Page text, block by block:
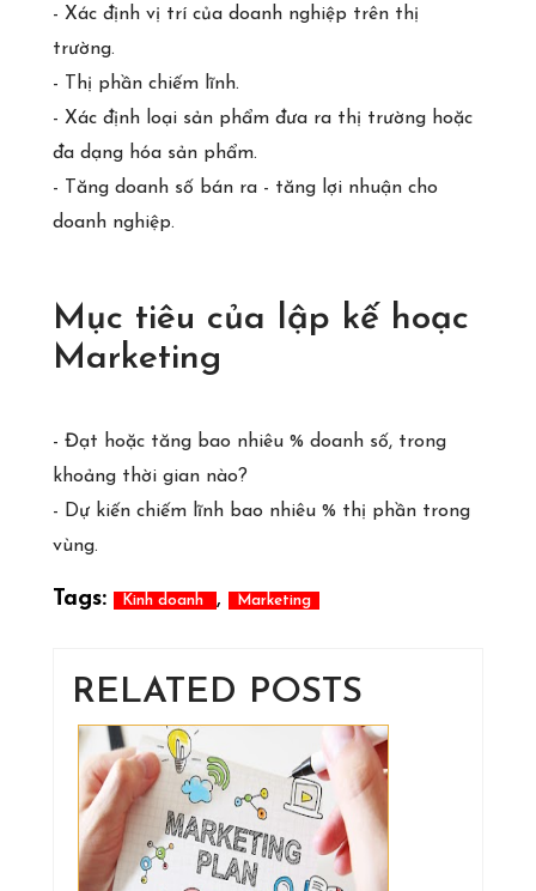
- Xác định vị trí của doanh nghiệp trên thị
trường.
- Thị phần chiếm lĩnh.
- Xác định loại sản phẩm đưa ra thị trường hoặc
đa dạng hóa sản phẩm.
- Tăng doanh số bán ra - tăng lợi nhuận cho
doanh nghiệp.
Mục tiêu của lập kế hoạc
Marketing
- Đạt hoặc tăng bao nhiêu % doanh số, trong
khoảng thời gian nào?
- Dự kiến chiếm lĩnh bao nhiêu % thị phần trong
vùng.
Tags: Kinh doanh , Marketing
RELATED POSTS